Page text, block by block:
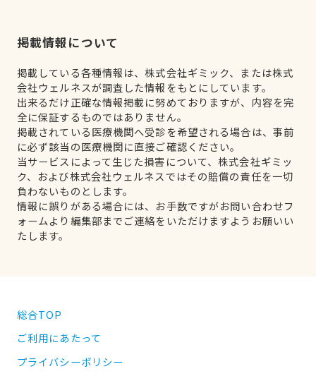
掲載情報について
掲載している各種情報は、株式会社ギミック、または株式
会社ウェルネスが調査した情報をもとにしています。
出来るだけ正確な情報掲載に努めておりますが、内容を完
全に保証するものではありません。
掲載されている医療機関へ受診を希望される場合は、事前
に必ず該当の医療機関に直接ご確認ください。
当サービスによって生じた損害について、株式会社ギミッ
ク、および株式会社ウェルネスではその賠償の責任を一切
負わないものとします。
情報に誤りがある場合には、お手数ですがお問い合わせフ
ォームより編集部までご連絡をいただけますようお願いい
たします。
総合TOP
ご利用にあたって
プライバシーポリシー